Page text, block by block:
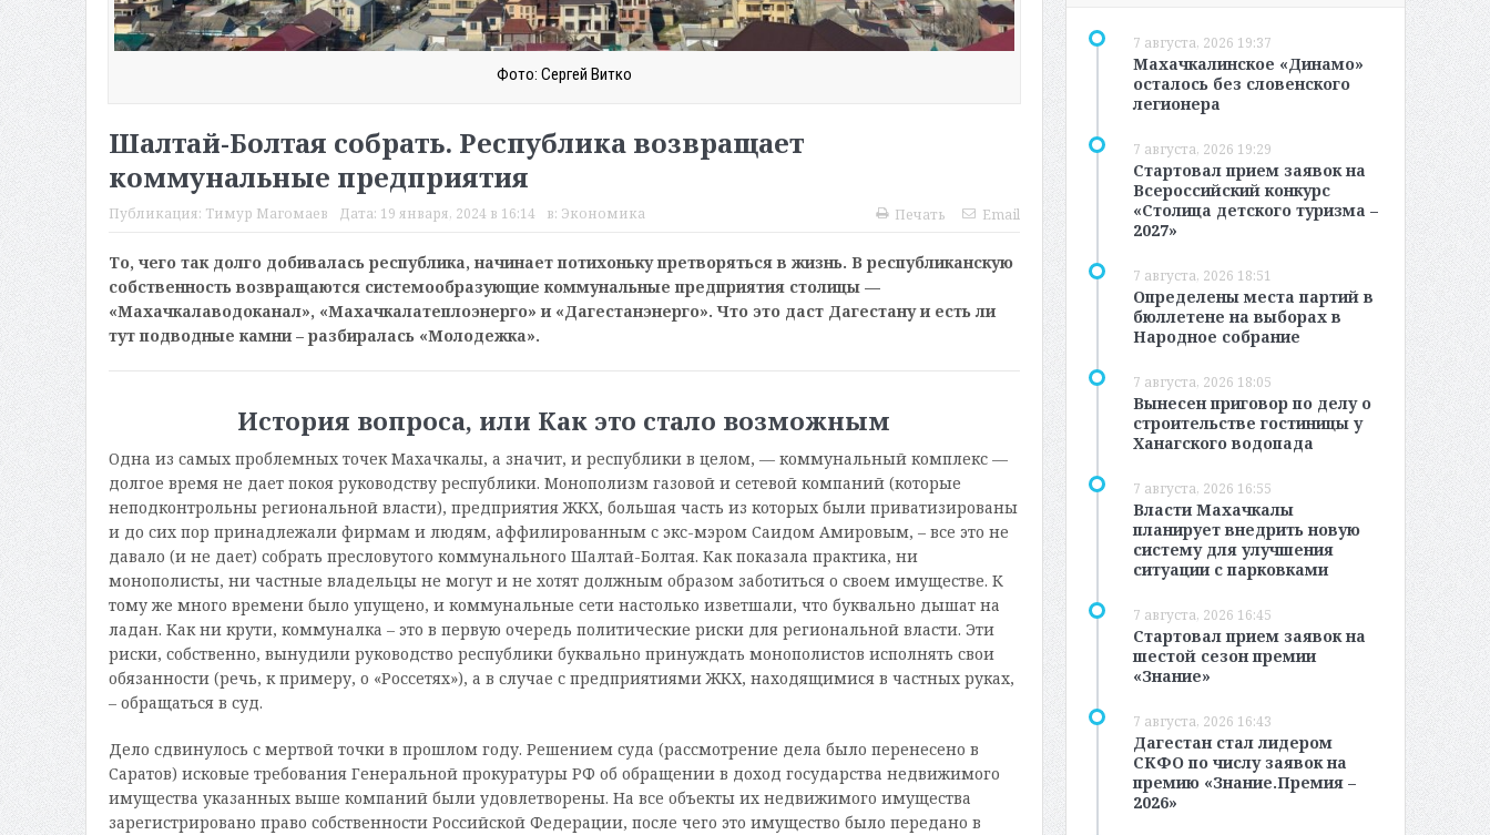
Фото: Сергей Витко
Шалтай-Болтая собрать. Республика возвращает
коммунальные предприятия
Публикация: Тимур Магомаев Дата: 19 января, 2024 в 16:14 в: Экономика Печать Email
То, чего так долго добивалась республика, начинает потихоньку претворяться в жизнь. В республиканскую
собственность возвращаются системообразующие коммунальные предприятия столицы —
«Махачкалаводоканал», «Махачкалатеплоэнерго» и «Дагестанэнерго». Что это даст Дагестану и есть ли
тут подводные камни – разбиралась «Молодежка».
История вопроса, или Как это стало возможным
Одна из самых проблемных точек Махачкалы, а значит, и республики в целом, — коммунальный комплекс —
долгое время не дает покоя руководству республики. Монополизм газовой и сетевой компаний (которые
неподконтрольны региональной власти), предприятия ЖКХ, большая часть из которых были приватизированы
и до сих пор принадлежали фирмам и людям, аффилированным с экс-мэром Саидом Амировым, – все это не
давало (и не дает) собрать пресловутого коммунального Шалтай-Болтая. Как показала практика, ни
монополисты, ни частные владельцы не могут и не хотят должным образом заботиться о своем имуществе. К
тому же много времени было упущено, и коммунальные сети настолько изветшали, что буквально дышат на
ладан. Как ни крути, коммуналка – это в первую очередь политические риски для региональной власти. Эти
риски, собственно, вынудили руководство республики буквально принуждать монополистов исполнять свои
обязанности (речь, к примеру, о «Россетях»), а в случае с предприятиями ЖКХ, находящимися в частных руках,
– обращаться в суд.
Дело сдвинулось с мертвой точки в прошлом году. Решением суда (рассмотрение дела было перенесено в
Саратов) исковые требования Генеральной прокуратуры РФ об обращении в доход государства недвижимого
имущества указанных выше компаний были удовлетворены. На все объекты их недвижимого имущества
зарегистрировано право собственности Российской Федерации, после чего это имущество было передано в
7 августа, 2026 19:37
Махачкалинское «Динамо»
осталось без словенского
легионера
7 августа, 2026 19:29
Стартовал прием заявок на
Всероссийский конкурс
«Столица детского туризма –
2027»
7 августа, 2026 18:51
Определены места партий в
бюллетене на выборах в
Народное собрание
7 августа, 2026 18:05
Вынесен приговор по делу о
строительстве гостиницы у
Ханагского водопада
7 августа, 2026 16:55
Власти Махачкалы
планирует внедрить новую
систему для улучшения
ситуации с парковками
7 августа, 2026 16:45
Стартовал прием заявок на
шестой сезон премии
«Знание»
7 августа, 2026 16:43
Дагестан стал лидером
СКФО по числу заявок на
премию «Знание.Премия –
2026»